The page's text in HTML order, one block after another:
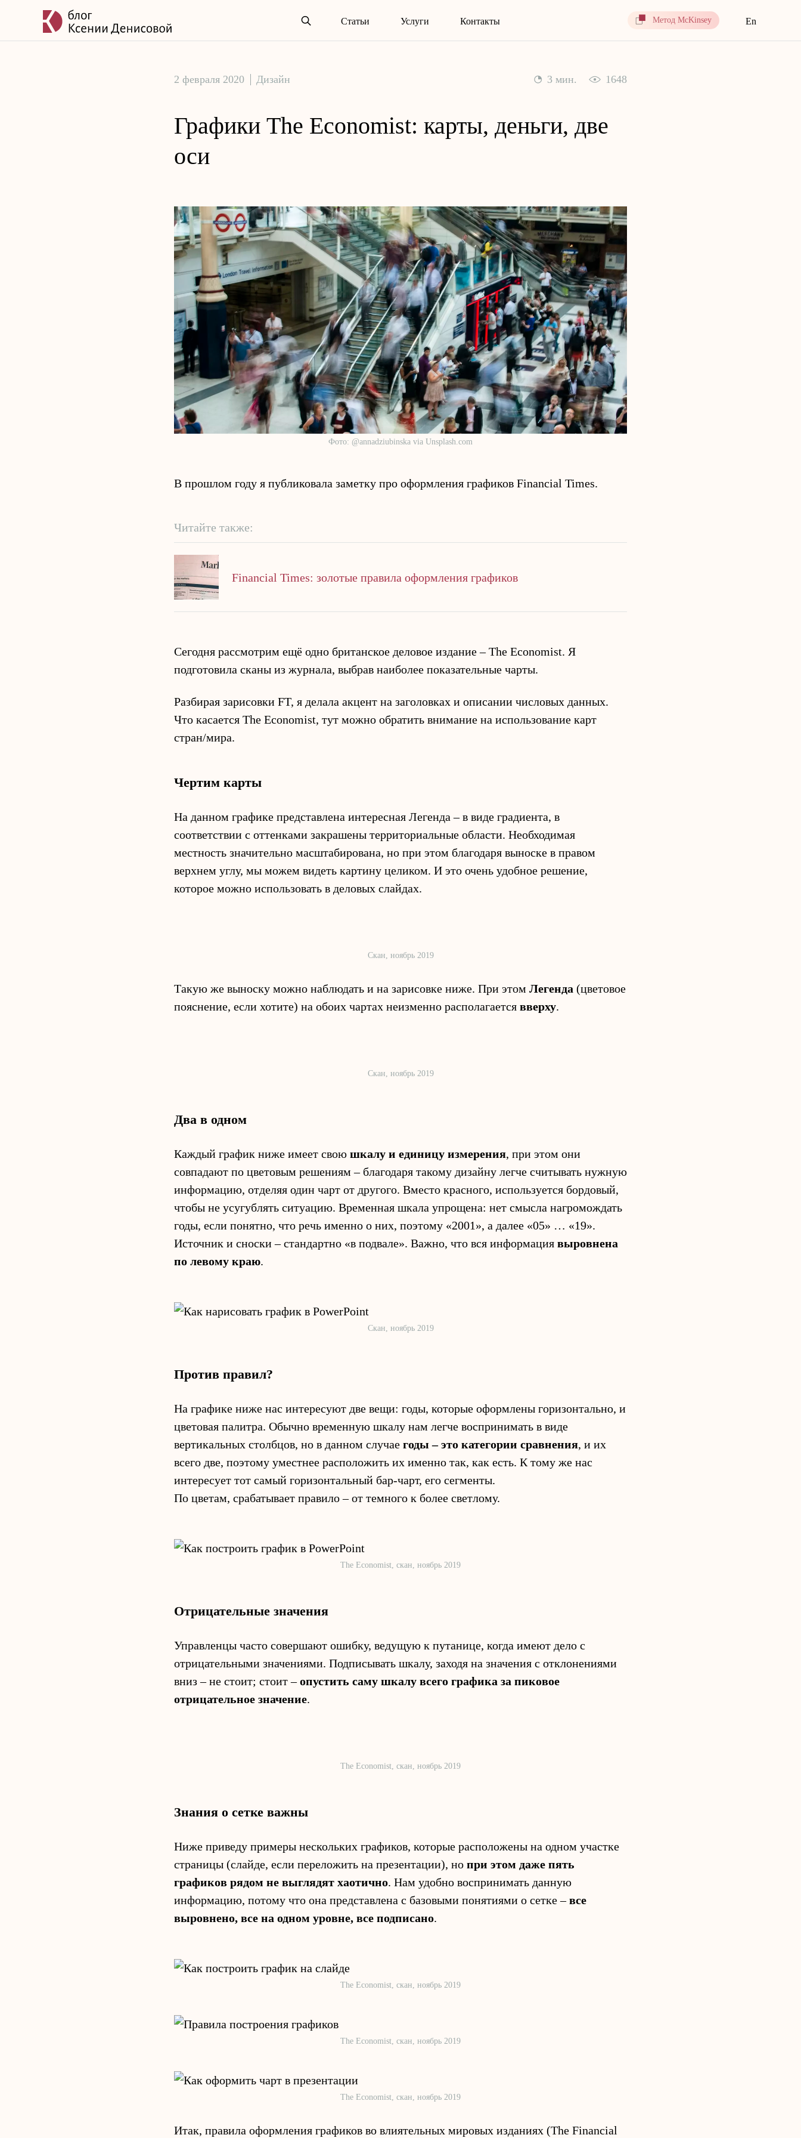
Статьи Услуги Контакты Метод McKinsey En
2 февраля 2020 Дизайн 3 мин. 1648
Графики The Economist: карты, деньги, две
оси
Фото: @annadziubinska via Unsplash.com
В прошлом году я публиковала заметку про оформления графиков Financial Times.
Читайте также:
Financial Times: золотые правила оформления графиков
Сегодня рассмотрим ещё одно британское деловое издание – The Economist. Я
подготовила сканы из журнала, выбрав наиболее показательные чарты.
Разбирая зарисовки FT, я делала акцент на заголовках и описании числовых данных.
Что касается The Economist, тут можно обратить внимание на использование карт
стран/мира.
Чертим карты
На данном графике представлена интересная Легенда – в виде градиента, в
соответствии с оттенками закрашены территориальные области. Необходимая
местность значительно масштабирована, но при этом благодаря выноске в правом
верхнем углу, мы можем видеть картину целиком. И это очень удобное решение,
которое можно использовать в деловых слайдах.
Скан, ноябрь 2019
Такую же выноску можно наблюдать и на зарисовке ниже. При этом Легенда (цветовое
пояснение, если хотите) на обоих чартах неизменно располагается вверху.
Скан, ноябрь 2019
Два в одном
Каждый график ниже имеет свою шкалу и единицу измерения, при этом они
совпадают по цветовым решениям – благодаря такому дизайну легче считывать нужную
информацию, отделяя один чарт от другого. Вместо красного, используется бордовый,
чтобы не усугублять ситуацию. Временная шкала упрощена: нет смысла нагромождать
годы, если понятно, что речь именно о них, поэтому «2001», а далее «05» … «19».
Источник и сноски – стандартно «в подвале». Важно, что вся информация выровнена
по левому краю.
Скан, ноябрь 2019
Против правил?
На графике ниже нас интересуют две вещи: годы, которые оформлены горизонтально, и
цветовая палитра. Обычно временную шкалу нам легче воспринимать в виде
вертикальных столбцов, но в данном случае годы – это категории сравнения, и их
всего две, поэтому уместнее расположить их именно так, как есть. К тому же нас
интересует тот самый горизонтальный бар-чарт, его сегменты.
По цветам, срабатывает правило – от темного к более светлому.
The Economist, скан, ноябрь 2019
Отрицательные значения
Управленцы часто совершают ошибку, ведущую к путанице, когда имеют дело с
отрицательными значениями. Подписывать шкалу, заходя на значения с отклонениями
вниз – не стоит; стоит –опустить саму шкалу всего графика за пиковое
отрицательное значение.
The Economist, скан, ноябрь 2019
Знания о сетке важны
Ниже приведу примеры нескольких графиков, которые расположены на одном участке
страницы (слайде, если переложить на презентации), но при этом даже пять
графиков рядом не выглядят хаотично. Нам удобно воспринимать данную
информацию, потому что она представлена с базовыми понятиями о сетке –все
выровнено, все на одном уровне, все подписано.
The Economist, скан, ноябрь 2019
The Economist, скан, ноябрь 2019
The Economist, скан, ноябрь 2019
Итак, правила оформления графиков во влиятельных мировых изданиях (The Financial